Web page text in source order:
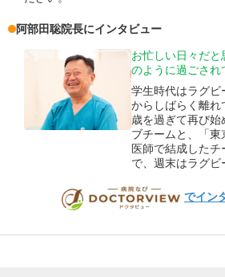
阿部田聡院長にインタビュー
お忙しい日々だ
のように過ごされ
学生時代はラグビ
からしばらく離
歳を過ぎて再び始
ブチームと、「東
医師で結成した
で、週末はラグビ
でイン